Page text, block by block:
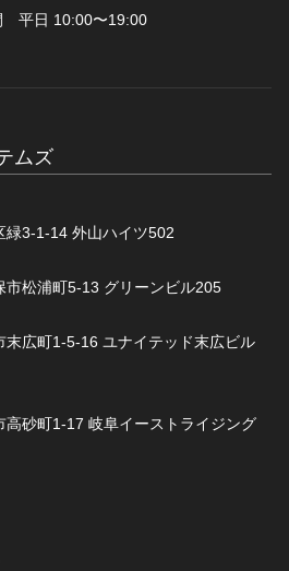
平日 10:00〜19:00
ムズ
3-1-14 外山ハイツ502
松浦町5-13 グリーンビル205
広町1-5-16 ユナイテッド末広ビル
砂町1-17 岐阜イーストライジング